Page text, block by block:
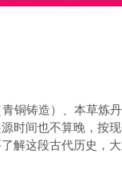
铜铸造）、本草炼
时间也不算晚，按
解这段古代历史，